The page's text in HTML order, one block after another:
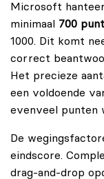
Microsoft
minimaal 700
1000. Dit komt
correct
Het precieze
een voldoende
evenveel punten
De
eindscore.
drag-and-drop